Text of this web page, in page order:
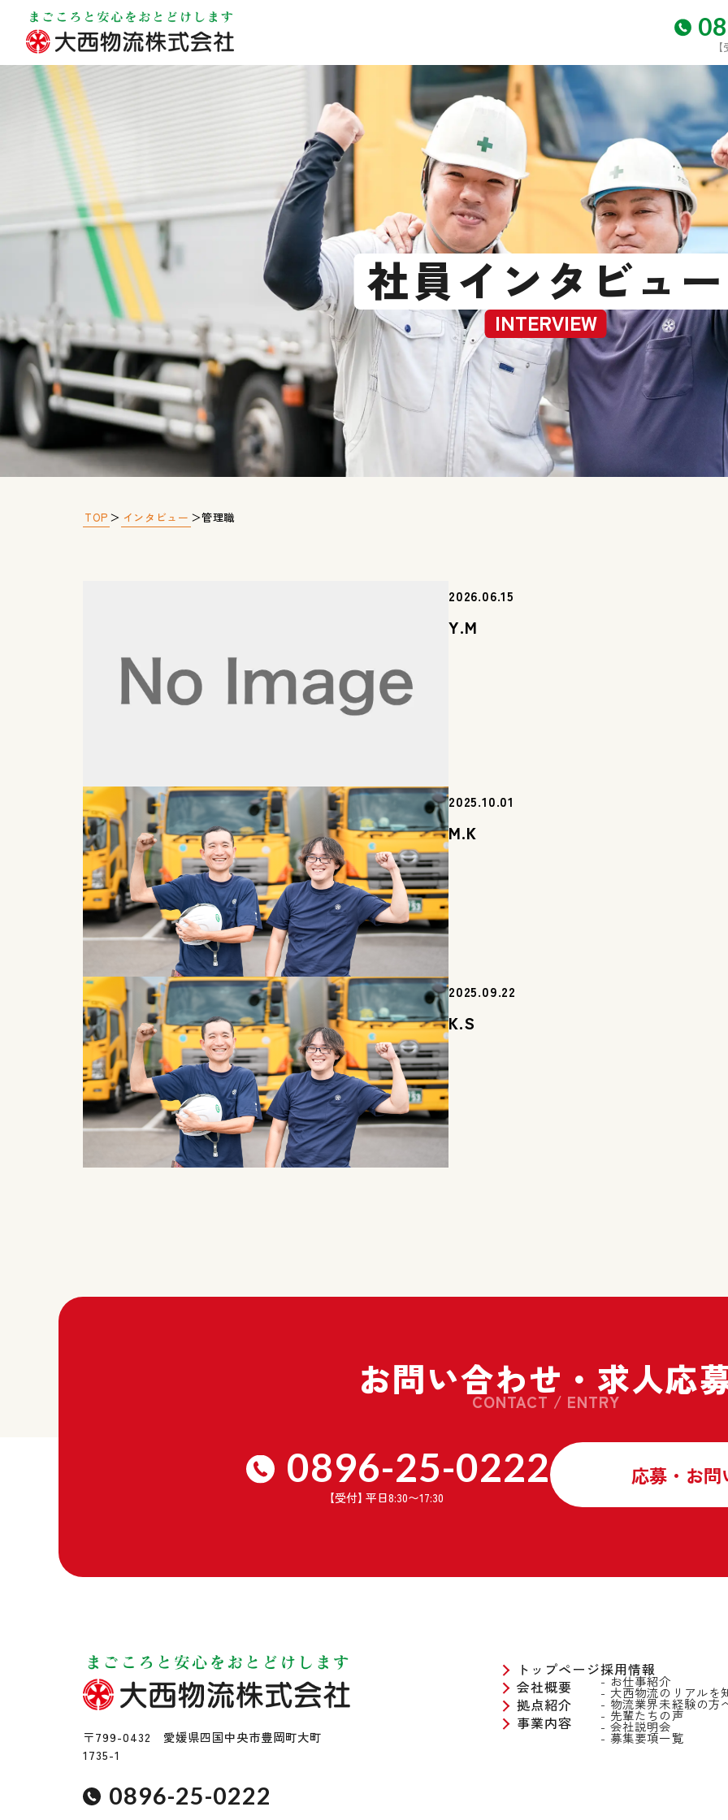
社員インタビュー
INTERVIEW
TOP ＞ インタビュー ＞管理職
2026.06.15
Y.M
2025.10.01
M.K
2025.09.22
K.S
お問い合わせ・ 求人応
CONTACT / ENTRY
0896-25-0222
【受付】 平日8:30〜17:30
応募・お
〒799-0432 愛媛県四国中央市豊岡町大町
1735-1
0896-25-0222
トップページ
会社概要
拠点紹介
事業内容
採用情報
お仕事紹介
大西物流のリアルを
物流業界未経験の方
先輩たちの声
会社説明会
募集要項一覧